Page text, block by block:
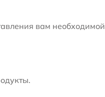
вам необходимой